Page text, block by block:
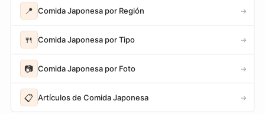
📍 Comida Japonesa por Región →
🍴 Comida Japonesa por Tipo →
📷 Comida Japonesa por Foto →
📋 Artículos de Comida Japonesa →